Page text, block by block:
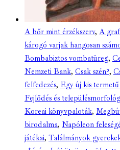
A bőr mint érzékszerv, A
károgó varjak hangosan
Bombabiztos vombatüreg,
Nemzeti Bank, Csak szén?,
felfedezés, Egy új kis
Fejlődés és
Koreai könyvpaloták,
birodalma, Napóleon
játékai, Találmányok